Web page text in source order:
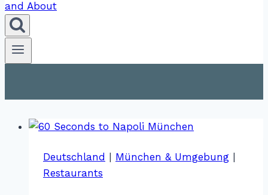
Deutschland München & Umgebung
Restaurants